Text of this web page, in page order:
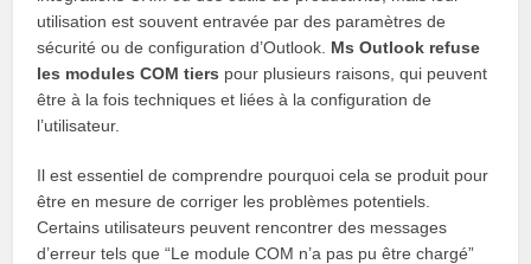
utilisation est souvent entravée par des paramètres de
sécurité ou de configuration d’Outlook. Ms Outlook refuse
les modules COM tiers pour plusieurs raisons, qui peuvent
être à la fois techniques et liées à la configuration de
l’utilisateur.
Il est essentiel de comprendre pourquoi cela se produit pour
être en mesure de corriger les problèmes potentiels.
Certains utilisateurs peuvent rencontrer des messages
d’erreur tels que “Le module COM n’a pas pu être chargé”